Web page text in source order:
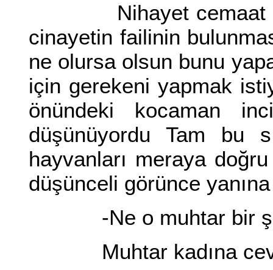
Nihayet cemaat
cinayetin failinin
ne olursa olsun bunu
için gerekeni yapmak
önündeki kocaman
düşünüyordu Tam bu
hayvanları meraya
düşünceli görünce
-Ne o muhtar bir
Muhtar kadına